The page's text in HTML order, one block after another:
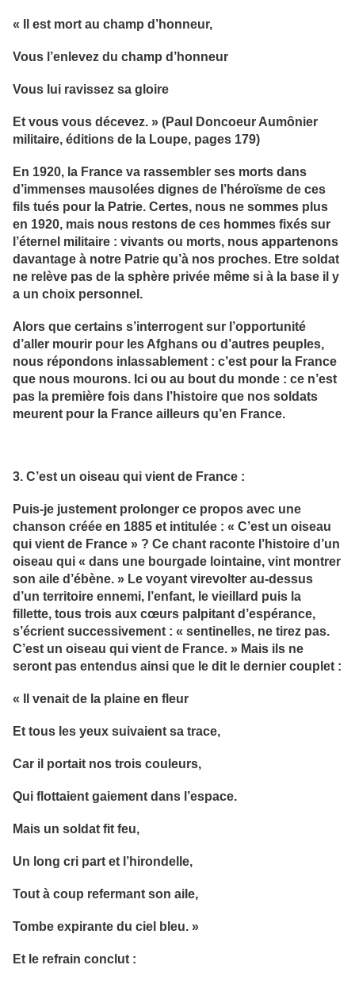
« Il est mort au champ d’honneur,
Vous l’enlevez du champ d’honneur
Vous lui ravissez sa gloire
Et vous vous décevez. » (Paul Doncoeur Aumônier
militaire, éditions de la Loupe, pages 179)
En 1920, la France va rassembler ses morts dans
d’immenses mausolées dignes de l’héroïsme de ces
fils tués pour la Patrie. Certes, nous ne sommes plus
en 1920, mais nous restons de ces hommes fixés sur
l’éternel militaire : vivants ou morts, nous appartenons
davantage à notre Patrie qu’à nos proches. Etre soldat
ne relève pas de la sphère privée même si à la base il y
a un choix personnel.
Alors que certains s’interrogent sur l’opportunité
d’aller mourir pour les Afghans ou d’autres peuples,
nous répondons inlassablement : c’est pour la France
que nous mourons. Ici ou au bout du monde : ce n’est
pas la première fois dans l’histoire que nos soldats
meurent pour la France ailleurs qu’en France.
3. C’est un oiseau qui vient de France :
Puis-je justement prolonger ce propos avec une
chanson créée en 1885 et intitulée : « C’est un oiseau
qui vient de France » ? Ce chant raconte l’histoire d’un
oiseau qui « dans une bourgade lointaine, vint montrer
son aile d’ébène. » Le voyant virevolter au-dessus
d’un territoire ennemi, l’enfant, le vieillard puis la
fillette, tous trois aux cœurs palpitant d’espérance,
s’écrient successivement : « sentinelles, ne tirez pas.
C’est un oiseau qui vient de France. » Mais ils ne
seront pas entendus ainsi que le dit le dernier couplet :
« Il venait de la plaine en fleur
Et tous les yeux suivaient sa trace,
Car il portait nos trois couleurs,
Qui flottaient gaiement dans l’espace.
Mais un soldat fit feu,
Un long cri part et l’hirondelle,
Tout à coup refermant son aile,
Tombe expirante du ciel bleu. »
Et le refrain conclut :